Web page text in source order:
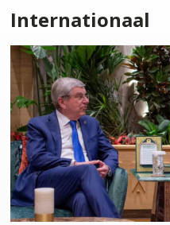
Internationaal